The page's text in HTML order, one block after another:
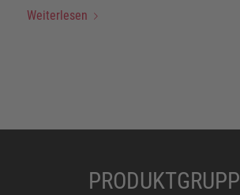
Weiterlesen